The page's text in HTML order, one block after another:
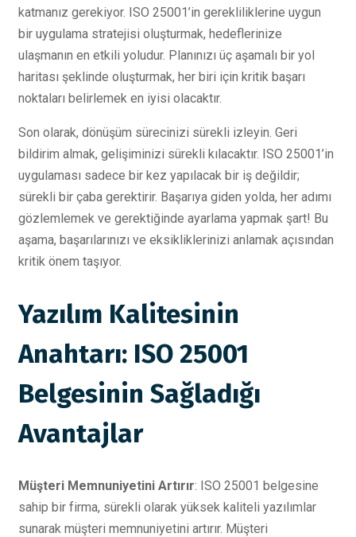
katmanız gerekiyor. ISO 25001’in gerekliliklerine uygun
bir uygulama stratejisi oluşturmak, hedeflerinize
ulaşmanın en etkili yoludur. Planınızı üç aşamalı bir yol
haritası şeklinde oluşturmak, her biri için kritik başarı
noktaları belirlemek en iyisi olacaktır.
Son olarak, dönüşüm sürecinizi sürekli izleyin. Geri
bildirim almak, gelişiminizi sürekli kılacaktır. ISO 25001’in
uygulaması sadece bir kez yapılacak bir iş değildir;
sürekli bir çaba gerektirir. Başarıya giden yolda, her adımı
gözlemlemek ve gerektiğinde ayarlama yapmak şart! Bu
aşama, başarılarınızı ve eksikliklerinizi anlamak açısından
kritik önem taşıyor.
Yazılım Kalitesinin
Anahtarı: ISO 25001
Belgesinin Sağladığı
Avantajlar
Müşteri Memnuniyetini Artırır: ISO 25001 belgesine
sahip bir firma, sürekli olarak yüksek kaliteli yazılımlar
sunarak müşteri memnuniyetini artırır. Müşteri